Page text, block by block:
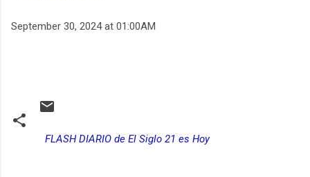
September 30, 2024 at 01:00AM
FLASH DIARIO de El Siglo 21 es Hoy